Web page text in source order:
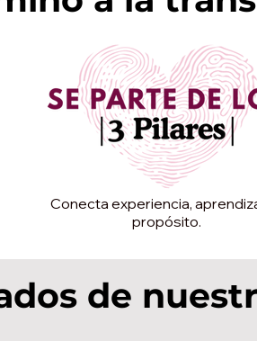
Conecta experiencia,
propósito.
de